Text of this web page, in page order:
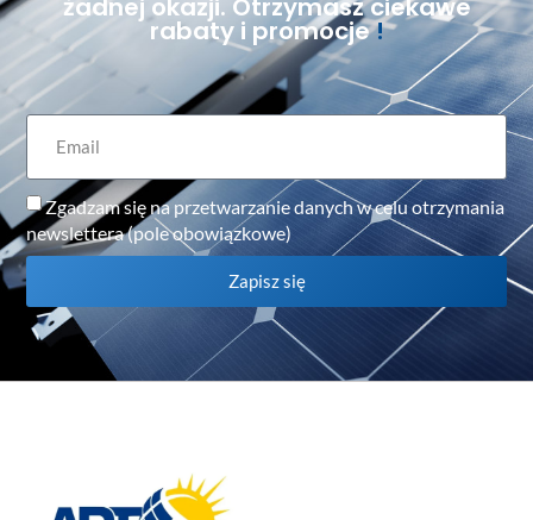
rabaty i promocje!
Zgadzam się na przetwarzanie danych w celu otrzymania
newslettera (pole obowiązkowe)
Zapisz się